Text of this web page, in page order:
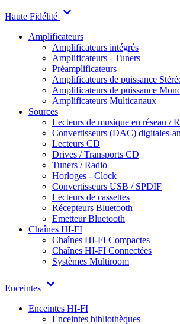
Haute Fidélité
Amplificateurs
Amplificateurs intégrés
Amplificateurs - Tuners
Préamplificateurs
Amplificateurs de puissance
Amplificateurs de puissance
Amplificateurs Multicanaux
Sources
Lecteurs de musique en réseau /
Convertisseurs (DAC) digitales-
Lecteurs CD
Drives / Transports CD
Tuners / Radio
Horloges - Clock
Convertisseurs USB / SPDIF
Lecteurs de cassettes
Récepteurs Bluetooth
Emetteur Bluetooth
Chaînes HI-FI
Chaînes HI-FI Compactes
Chaînes HI-FI Connectées
Systèmes Multiroom
Enceintes
Enceintes HI-FI
Enceintes bibliothèques